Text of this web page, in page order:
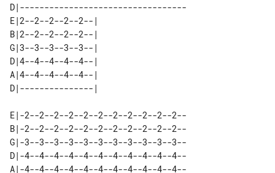
D|----------------------------------
E|2--2--2--2--2--|
B|2--2--2--2--2--|
G|3--3--3--3--3--|
D|4--4--4--4--4--|
A|4--4--4--4--4--|
E|-2--2--2--2--2--2--2--2--2--2--2--
B|-2--2--2--2--2--2--2--2--2--2--2--
G|-3--3--3--3--3--3--3--3--3--3--3--
D|-4--4--4--4--4--4--4--4--4--4--4--
A|-4--4--4--4--4--4--4--4--4--4--4--